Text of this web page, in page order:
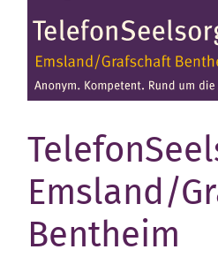
Emsland/
Bentheim